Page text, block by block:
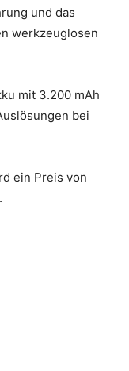
und das
werkzeuglosen
mit 3.200 mAh
bei
ein Preis von